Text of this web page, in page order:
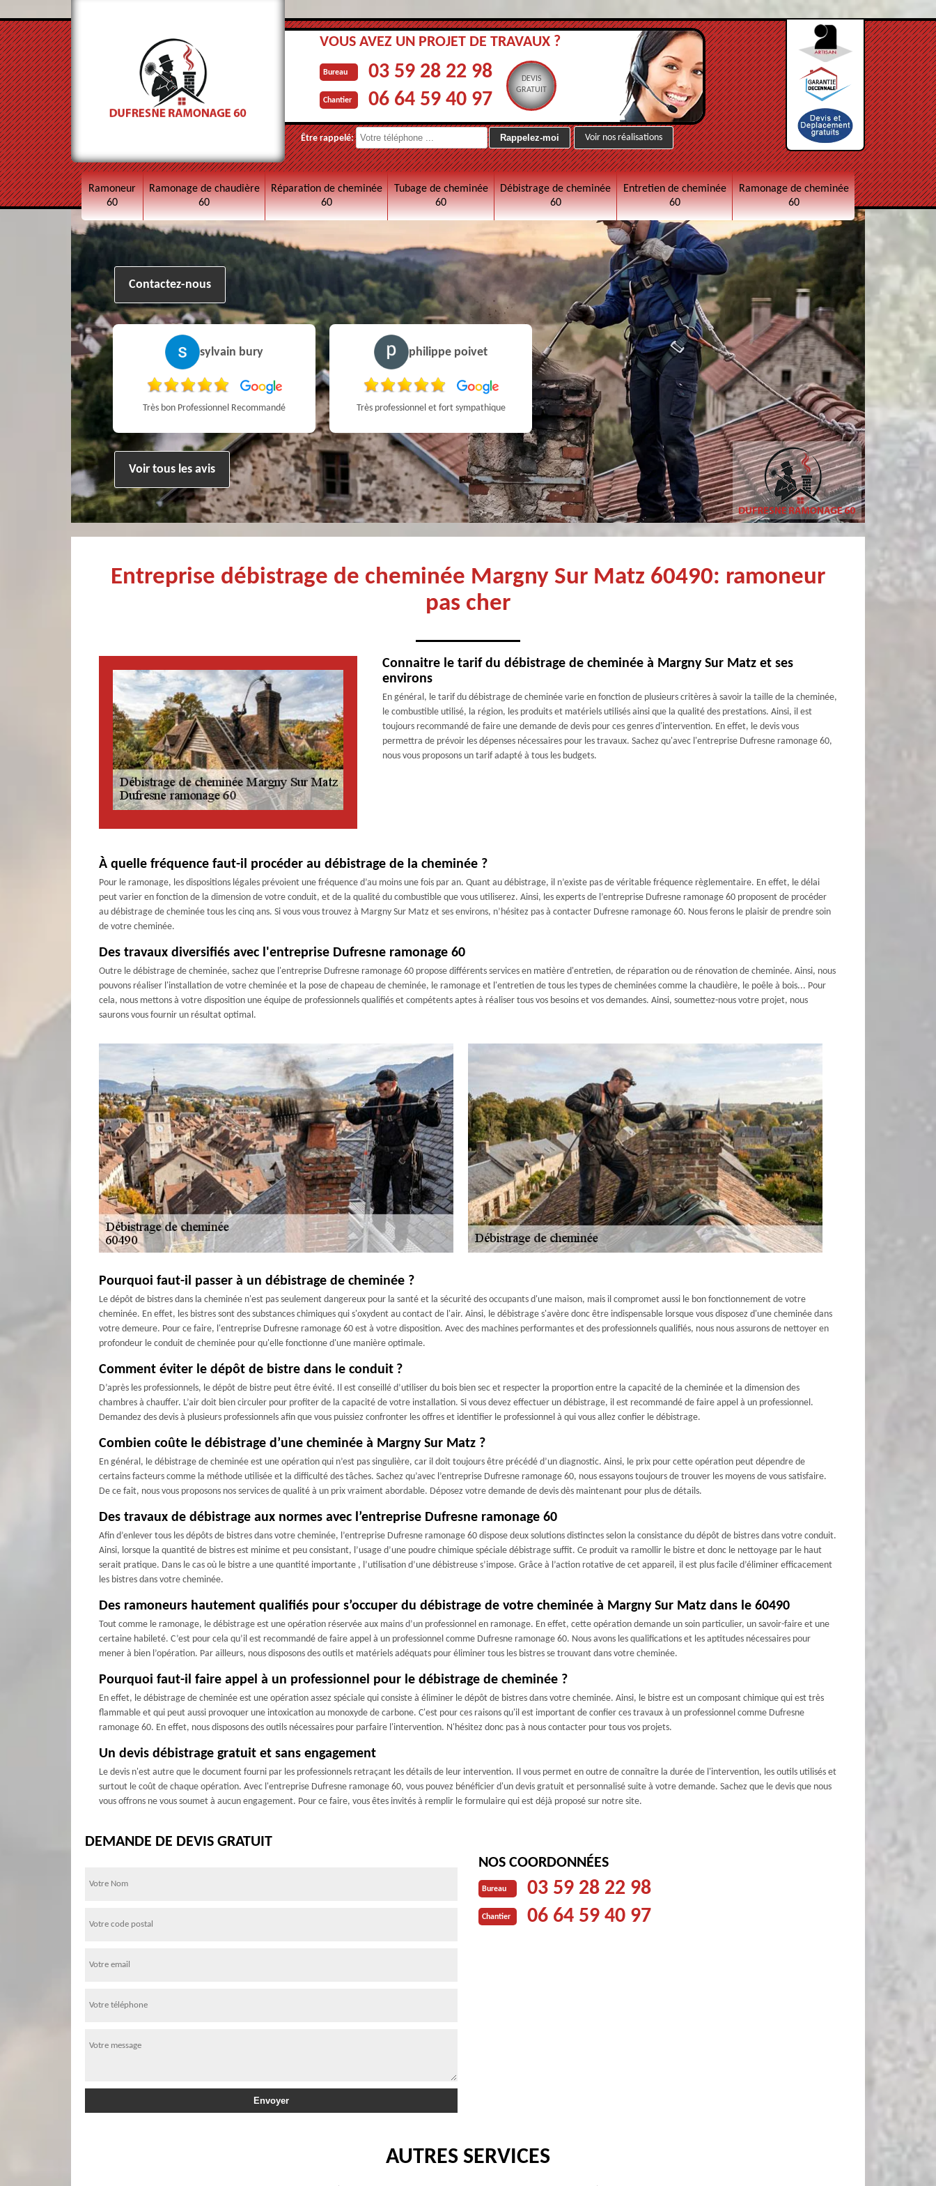
VOUS AVEZ UN PROJET DE TRAVAUX ?
Bureau 03 59 28 22 98
Chantier 06 64 59 40 97
DEVIS
GRATUIT
Être rappelé: Voir nos réalisations
Ramoneur
60
Ramonage de chaudière
60
Réparation de cheminée
60
Tubage de cheminée
60
Débistrage de cheminée
60
Entretien de cheminée
60
Ramonage de cheminée
60
Contactez-nous
sylvain bury
Très bon Professionnel Recommandé
philippe poivet
Très professionnel et fort sympathique
Christophe Mce
Très professionnel et surtout un rendez vous rapide pour un ramonage efficace
Patricia
Voir tous les avis
Entreprise débistrage de cheminée Margny Sur Matz 60490: ramoneur
pas cher
Connaitre le tarif du débistrage de cheminée à Margny Sur Matz et ses
environs
En général, le tarif du débistrage de cheminée varie en fonction de plusieurs critères à savoir la taille de la cheminée,
le combustible utilisé, la région, les produits et matériels utilisés ainsi que la qualité des prestations. Ainsi, il est
toujours recommandé de faire une demande de devis pour ces genres d'intervention. En effet, le devis vous
permettra de prévoir les dépenses nécessaires pour les travaux. Sachez qu'avec l'entreprise Dufresne ramonage 60,
nous vous proposons un tarif adapté à tous les budgets.
À quelle fréquence faut-il procéder au débistrage de la cheminée ?
Pour le ramonage, les dispositions légales prévoient une fréquence d’au moins une fois par an. Quant au débistrage, il n’existe pas de véritable fréquence règlementaire. En effet, le délai
peut varier en fonction de la dimension de votre conduit, et de la qualité du combustible que vous utiliserez. Ainsi, les experts de l’entreprise Dufresne ramonage 60 proposent de procéder
au débistrage de cheminée tous les cinq ans. Si vous vous trouvez à Margny Sur Matz et ses environs, n’hésitez pas à contacter Dufresne ramonage 60. Nous ferons le plaisir de prendre soin
de votre cheminée.
Des travaux diversifiés avec l'entreprise Dufresne ramonage 60
Outre le débistrage de cheminée, sachez que l'entreprise Dufresne ramonage 60 propose différents services en matière d'entretien, de réparation ou de rénovation de cheminée. Ainsi, nous
pouvons réaliser l'installation de votre cheminée et la pose de chapeau de cheminée, le ramonage et l'entretien de tous les types de cheminées comme la chaudière, le poêle à bois... Pour
cela, nous mettons à votre disposition une équipe de professionnels qualifiés et compétents aptes à réaliser tous vos besoins et vos demandes. Ainsi, soumettez-nous votre projet, nous
saurons vous fournir un résultat optimal.
Pourquoi faut-il passer à un débistrage de cheminée ?
Le dépôt de bistres dans la cheminée n'est pas seulement dangereux pour la santé et la sécurité des occupants d'une maison, mais il compromet aussi le bon fonctionnement de votre
cheminée. En effet, les bistres sont des substances chimiques qui s'oxydent au contact de l'air. Ainsi, le débistrage s'avère donc être indispensable lorsque vous disposez d'une cheminée dans
votre demeure. Pour ce faire, l'entreprise Dufresne ramonage 60 est à votre disposition. Avec des machines performantes et des professionnels qualifiés, nous nous assurons de nettoyer en
profondeur le conduit de cheminée pour qu'elle fonctionne d'une manière optimale.
Comment éviter le dépôt de bistre dans le conduit ?
D’après les professionnels, le dépôt de bistre peut être évité. Il est conseillé d’utiliser du bois bien sec et respecter la proportion entre la capacité de la cheminée et la dimension des
chambres à chauffer. L’air doit bien circuler pour profiter de la capacité de votre installation. Si vous devez effectuer un débistrage, il est recommandé de faire appel à un professionnel.
Demandez des devis à plusieurs professionnels afin que vous puissiez confronter les offres et identifier le professionnel à qui vous allez confier le débistrage.
Combien coûte le débistrage d’une cheminée à Margny Sur Matz ?
En général, le débistrage de cheminée est une opération qui n’est pas singulière, car il doit toujours être précédé d’un diagnostic. Ainsi, le prix pour cette opération peut dépendre de
certains facteurs comme la méthode utilisée et la difficulté des tâches. Sachez qu’avec l’entreprise Dufresne ramonage 60, nous essayons toujours de trouver les moyens de vous satisfaire.
De ce fait, nous vous proposons nos services de qualité à un prix vraiment abordable. Déposez votre demande de devis dès maintenant pour plus de détails.
Des travaux de débistrage aux normes avec l’entreprise Dufresne ramonage 60
Afin d’enlever tous les dépôts de bistres dans votre cheminée, l’entreprise Dufresne ramonage 60 dispose deux solutions distinctes selon la consistance du dépôt de bistres dans votre conduit.
Ainsi, lorsque la quantité de bistres est minime et peu consistant, l’usage d’une poudre chimique spéciale débistrage suffit. Ce produit va ramollir le bistre et donc le nettoyage par le haut
serait pratique. Dans le cas où le bistre a une quantité importante , l’utilisation d’une débistreuse s’impose. Grâce à l’action rotative de cet appareil, il est plus facile d’éliminer efficacement
les bistres dans votre cheminée.
Des ramoneurs hautement qualifiés pour s’occuper du débistrage de votre cheminée à Margny Sur Matz dans le 60490
Tout comme le ramonage, le débistrage est une opération réservée aux mains d’un professionnel en ramonage. En effet, cette opération demande un soin particulier, un savoir-faire et une
certaine habileté. C’est pour cela qu’il est recommandé de faire appel à un professionnel comme Dufresne ramonage 60. Nous avons les qualifications et les aptitudes nécessaires pour
mener à bien l’opération. Par ailleurs, nous disposons des outils et matériels adéquats pour éliminer tous les bistres se trouvant dans votre cheminée.
Pourquoi faut-il faire appel à un professionnel pour le débistrage de cheminée ?
En effet, le débistrage de cheminée est une opération assez spéciale qui consiste à éliminer le dépôt de bistres dans votre cheminée. Ainsi, le bistre est un composant chimique qui est très
flammable et qui peut aussi provoquer une intoxication au monoxyde de carbone. C'est pour ces raisons qu'il est important de confier ces travaux à un professionnel comme Dufresne
ramonage 60. En effet, nous disposons des outils nécessaires pour parfaire l'intervention. N'hésitez donc pas à nous contacter pour tous vos projets.
Un devis débistrage gratuit et sans engagement
Le devis n'est autre que le document fourni par les professionnels retraçant les détails de leur intervention. Il vous permet en outre de connaître la durée de l'intervention, les outils utilisés et
surtout le coût de chaque opération. Avec l'entreprise Dufresne ramonage 60, vous pouvez bénéficier d'un devis gratuit et personnalisé suite à votre demande. Sachez que le devis que nous
vous offrons ne vous soumet à aucun engagement. Pour ce faire, vous êtes invités à remplir le formulaire qui est déjà proposé sur notre site.
DEMANDE DE DEVIS GRATUIT
NOS COORDONNÉES
Bureau 03 59 28 22 98
Chantier 06 64 59 40 97
AUTRES SERVICES